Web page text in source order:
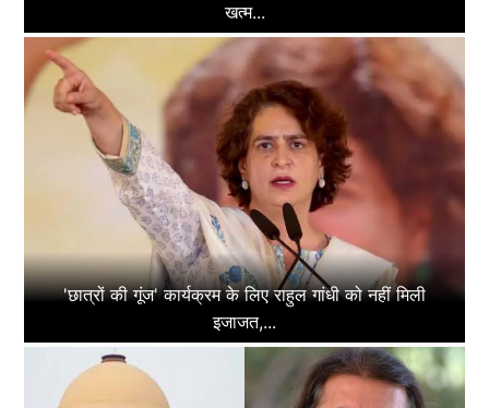
खत्म...
'छात्रों की गूंज' कार्यक्रम के लिए राहुल गांधी को नहीं मिली
इजाजत,...